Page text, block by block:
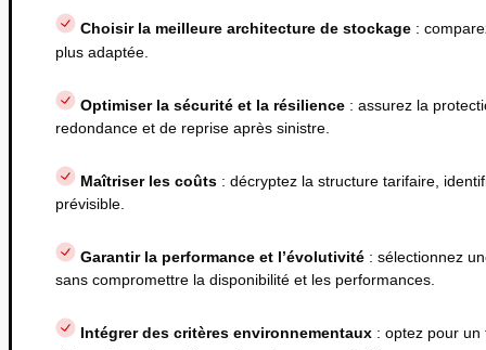
Choisir la meilleure architecture de stockage :
plus adaptée.
Optimiser la sécurité et la résilience : assurez la
redondance et de reprise après sinistre.
Maîtriser les coûts : décryptez la structure tarifaire,
prévisible.
Garantir la performance et l’évolutivité : sélectionnez
sans compromettre la disponibilité et les performances.
Intégrer des critères environnementaux : optez pour